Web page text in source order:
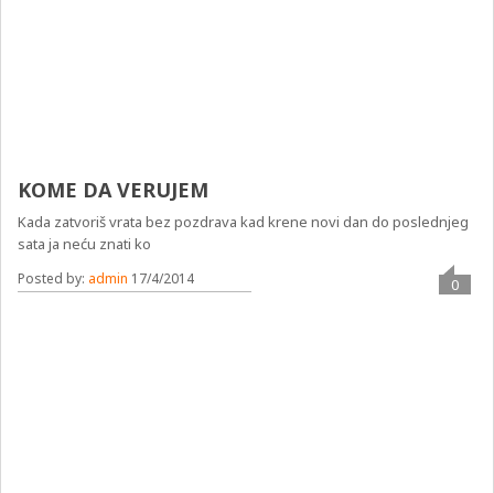
KOME DA VERUJEM
Kada zatvoriš vrata bez pozdrava kad krene novi dan do poslednjeg
sata ja neću znati ko
Posted by: admin 17/4/2014 0